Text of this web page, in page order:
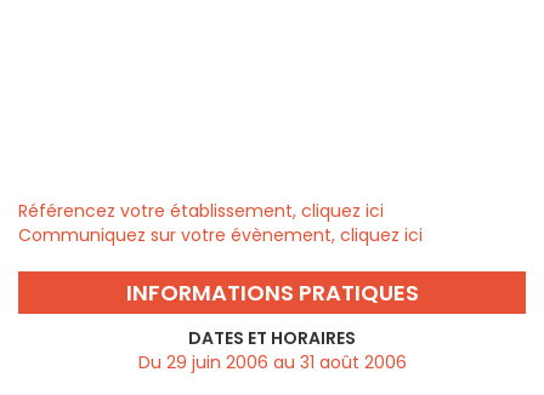
Référencez votre établissement, cliquez ici
Communiquez sur votre évènement, cliquez ici
INFORMATIONS PRATIQUES
DATES ET HORAIRES
Du 29 juin 2006 au 31 août 2006